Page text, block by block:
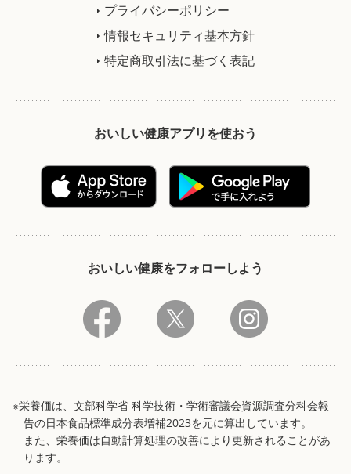
プライバシーポリシー
情報セキュリティ基本方針
特定商取引法に基づく表記
おいしい健康アプリを使おう
おいしい健康をフォローしよう
※栄養価は、文部科学省 科学技術・学術審議会資源調査分科会報
告の日本食品標準成分表増補2023を元に算出しています。
また、栄養価は自動計算処理の改善により更新されることがあ
ります。